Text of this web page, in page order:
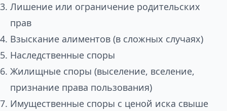
Лишение или ограничение родительских
прав
Взыскание алиментов (в сложных случаях)
Наследственные споры
Жилищные споры (выселение, вселение,
признание права пользования)
Имущественные споры с ценой иска свыше